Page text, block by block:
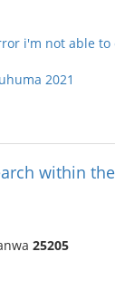
i'm not able to
2021
within
25205